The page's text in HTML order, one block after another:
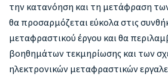
την κατανόηση και τη μετάφραση
θα προσαρμόζεται εύκολα στις
μεταφραστικού έργου και θα
βοηθημάτων τεκμηρίωσης και των
ηλεκτρονικών μεταφραστικών